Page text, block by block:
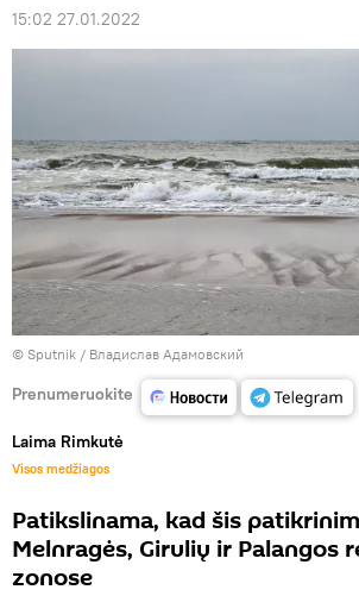
15:02 27.01.2022
© Sputnik / Владислав Адамовский
Prenumeruokite
Laima Rimkutė
Visos medžiagos
Patikslinama, kad šis
Melnragės, Girulių ir Palangos
zonose